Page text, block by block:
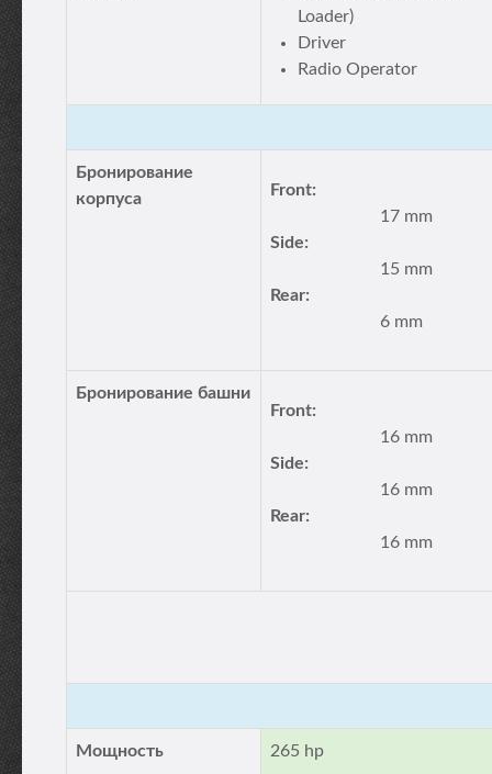
Loader)
Driver
Radio Operator
Бронирование
корпуса
Front:
17 mm
Side:
15 mm
Rear:
6 mm
Бронирование башни
Front:
16 mm
Side:
16 mm
Rear:
16 mm
Мощность
265 hp